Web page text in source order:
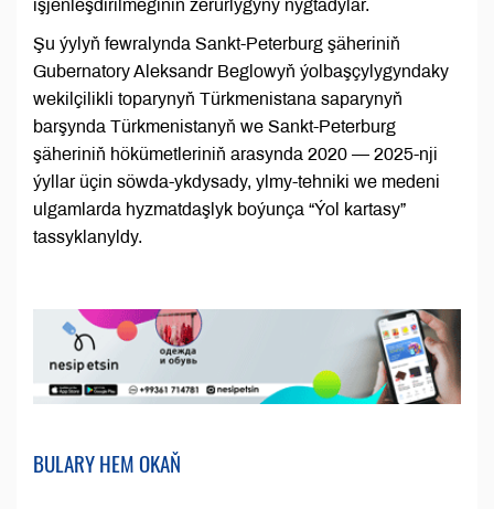
işjeňleşdirilmeginiň zerurlygyny nygtadylar.
Şu ýylyň fewralynda Sankt-Peterburg şäheriniň
Gubernatory Aleksandr Beglowyň ýolbaşçylygyndaky
wekilçilikli toparynyň Türkmenistana saparynyň
barşynda Türkmenistanyň we Sankt-Peterburg
şäheriniň hökümetleriniň arasynda 2020 — 2025-nji
ýyllar üçin söwda-ykdysady, ylmy-tehniki we medeni
ulgamlarda hyzmatdaşlyk boýunça “Ýol kartasy”
tassyklanyldy.
BULARY HEM OKAŇ